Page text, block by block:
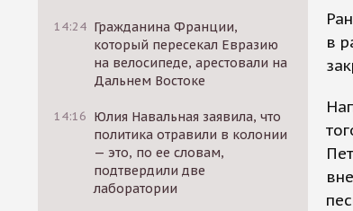
14:24 Гражданина Франции,
который пересекал Евразию
на велосипеде, арестовали на
Дальнем Востоке
14:16 Юлия Навальная заявила, что
политика отравили в колонии
— это, по ее словам,
подтвердили две
лаборатории
в